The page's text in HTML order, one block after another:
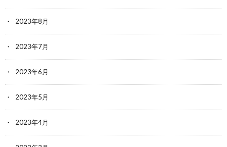
2023年8月
2023年7月
2023年6月
2023年5月
2023年4月